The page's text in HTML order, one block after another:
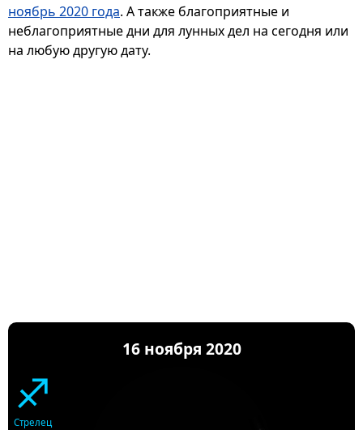
ноябрь 2020 года. А также благоприятные и
неблагоприятные дни для лунных дел на сегодня или
на любую другую дату.
16 ноября 2020
♐
Стрелец